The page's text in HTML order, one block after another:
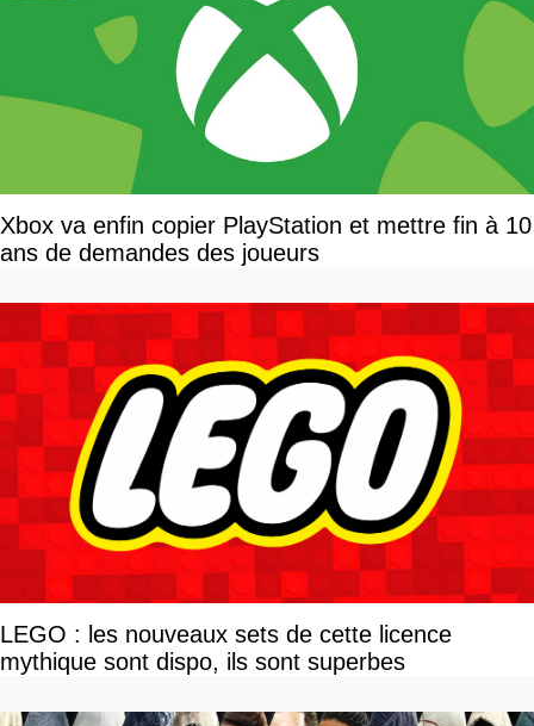
Xbox va enfin copier PlayStation et mettre fin à 10
ans de demandes des joueurs
LEGO : les nouveaux sets de cette licence
mythique sont dispo, ils sont superbes